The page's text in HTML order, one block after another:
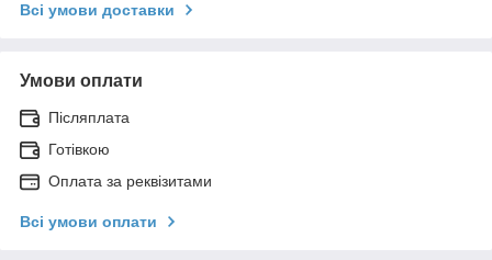
Всі умови доставки
Умови оплати
Післяплата
Готівкою
Оплата за реквізитами
Всі умови оплати